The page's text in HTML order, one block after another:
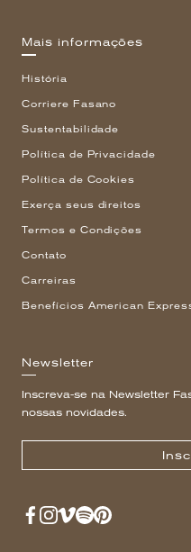
Mais informações
História
Corriere Fasano
Sustentabilidade
Política de Privacidade
Política de Cookies
Exerça seus direitos
Termos e Condições
Contato
Carreiras
Benefícios American
Newsletter
Inscreva-se na Newsletter
nossas novidades.